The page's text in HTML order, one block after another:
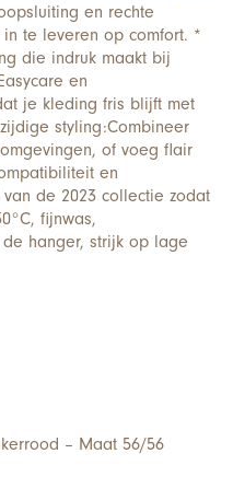
en rechte
te leveren op comfort. *
die indruk maakt bij
en
je kleding fris blijft met
styling:Combineer
of voeg flair
en
de 2023 collectie zodat
fijnwas,
hanger, strijk op lage
– Maat 56/56